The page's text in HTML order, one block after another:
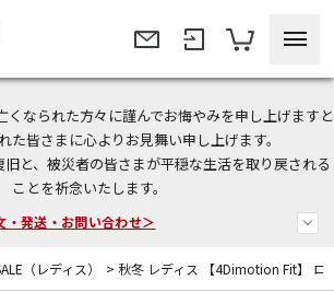
くなられた方々に謹んでお悔やみを申し上げますと
た皆さまに心よりお見舞い申し上げます。
と、被災者の皆さまが平穏な生活を取り戻される
ことを祈念いたします。
1,000円OFFクーポンプレゼント！
知らせ＞
・発送・お問い合わせ＞
（レディス） > 秋冬 レディス 【4Dimotion Fit】 ロ